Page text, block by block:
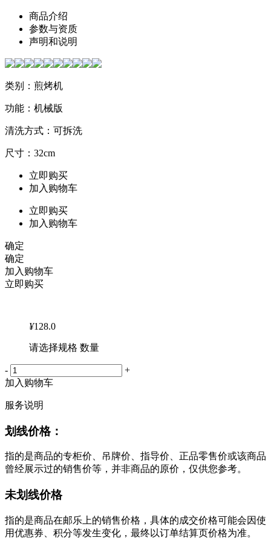
商品介绍
参数与资质
声明和说明
类别：煎烤机
功能：机械版
清洗方式：可拆洗
尺寸：32cm
立即购买
加入购物车
立即购买
加入购物车
确定
确定
加入购物车
立即购买
¥128.0
请选择规格 数量
-
+
加入购物车
服务说明
划线价格：
指的是商品的专柜价、吊牌价、指导价、正品零售价或该商品
曾经展示过的销售价等，并非商品的原价，仅供您参考。
未划线价格
指的是商品在邮乐上的销售价格，具体的成交价格可能会因使
用优惠券、积分等发生变化，最终以订单结算页价格为准。